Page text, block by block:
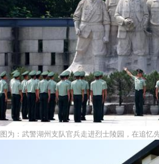
图为：武警湖州支队官兵走进烈士陵园，在追忆